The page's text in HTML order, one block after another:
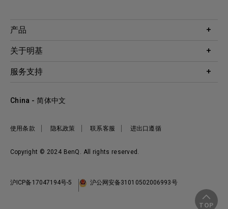
产品
投影机
WiT智能灯
关于明基
公司简介
企业社会责任
服务支持
档案下载与常见问题
Copyright © 2024 BenQ. All rights reserved.
使用条款 隐私政策 联系客服 进出口遵循
China - 简体中文
沪ICP备17047194号-5 沪公网安备31010502006993号
TOP